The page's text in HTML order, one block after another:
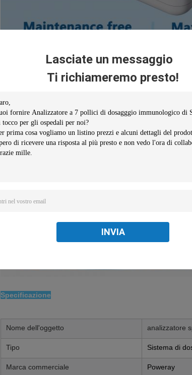
Lasciate un messaggio
Ti richiameremo presto!
INVIA
Specificazione
Nome dell'oggetto analizzatore
Tipo Sistema di
Marca commerciale Poweray